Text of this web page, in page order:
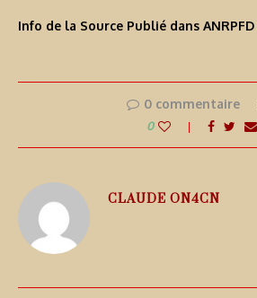
Info de la Source Publié dans ANRPFD
0 commentaire
0
CLAUDE ON4CN